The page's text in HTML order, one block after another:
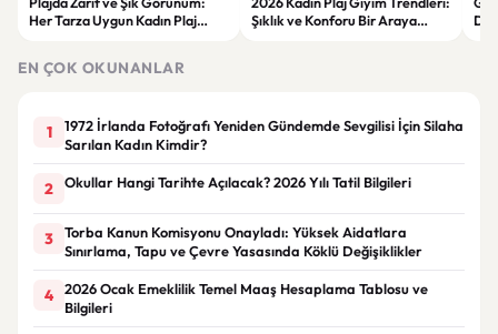
Her Tarza Uygun Kadın Plaj
Şıklık ve Konforu Bir Araya
EN ÇOK OKUNANLAR
1
1972 İrlanda Fotoğrafı Yeniden Gündemde Sevgilisi İçin Silaha
Sarılan Kadın Kimdir?
2 Okullar Hangi Tarihte Açılacak? 2026 Yılı Tatil Bilgileri
3
Torba Kanun Komisyonu Onayladı: Yüksek Aidatlara
Sınırlama, Tapu ve Çevre Yasasında Köklü Değişiklikler
4
2026 Ocak Emeklilik Temel Maaş Hesaplama Tablosu ve
Bilgileri